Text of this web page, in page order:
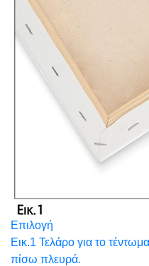
Επιλογή
Εικ.1 Τελάρο για το
πίσω πλευρά.